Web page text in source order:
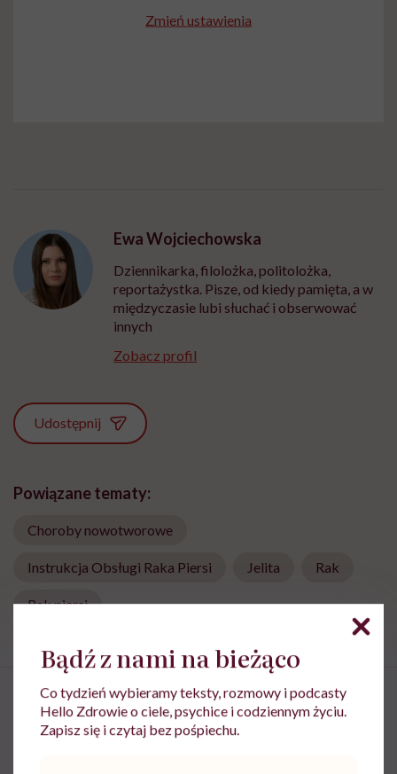
Zmień ustawienia
Ewa Wojciechowska
Dziennikarka, filolożka, politolożka,
reportażystka. Pisze, od kiedy pamięta, a w
międzyczasie lubi słuchać i obserwować
innych
Zobacz profil
Udostępnij
Powiązane tematy:
Choroby nowotworowe
Instrukcja Obsługi Raka Piersi Jelita Rak
Rak piersi
Bądź z nami na bieżąco
Co tydzień wybieramy teksty, rozmowy i podcasty
Hello Zdrowie o ciele, psychice i codziennym życiu.
Zapisz się i czytaj bez pośpiechu.